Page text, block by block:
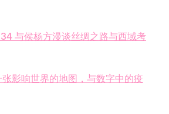
与侯杨方漫谈丝绸之路与西域考
影响世界的地图，与数字中的疫